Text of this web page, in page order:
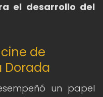
el desarrollo del
de
Dorada
un papel